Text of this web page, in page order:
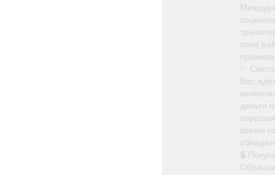
этом
✨
Вас
деньги
время
🔒